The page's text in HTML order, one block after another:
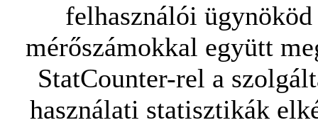
felhasználói
mérőszámokkal együtt
StatCounter-rel a
használati statisztikák